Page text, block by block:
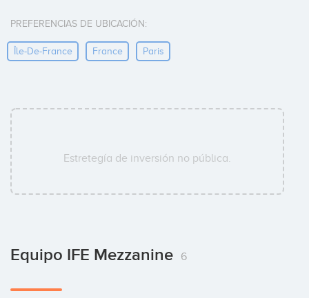
PREFERENCIAS DE UBICACIÓN:
Île-De-France France Paris
Estretegía de inversión no pública.
Equipo IFE Mezzanine 6